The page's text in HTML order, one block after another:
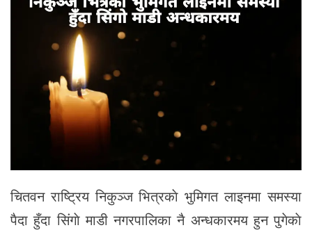
चितवन राष्ट्रिय निकुञ्ज भित्रकाे भुमिगत लाइनमा समस्या
पैदा हुँदा सिंगाे माडी नगरपालिका नै अन्धकारमय हुन पुगेकाे